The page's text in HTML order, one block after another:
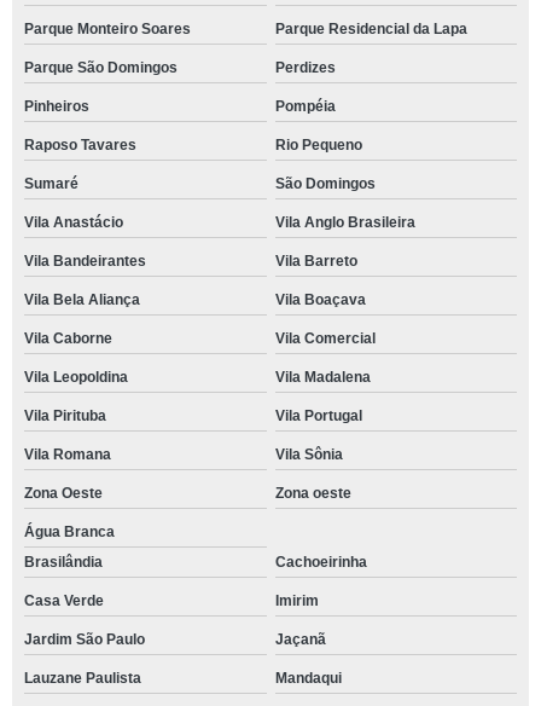
Parque Monteiro Soares Parque Residencial da Lapa
Parque São Domingos Perdizes
Pinheiros Pompéia
Raposo Tavares Rio Pequeno
Sumaré São Domingos
Vila Anastácio Vila Anglo Brasileira
Vila Bandeirantes Vila Barreto
Vila Bela Aliança Vila Boaçava
Vila Caborne Vila Comercial
Vila Leopoldina Vila Madalena
Vila Pirituba Vila Portugal
Vila Romana Vila Sônia
Zona Oeste Zona oeste
Água Branca
Brasilândia
Cachoeirinha
Casa Verde Imirim
Jardim São Paulo Jaçanã
Lauzane Paulista Mandaqui